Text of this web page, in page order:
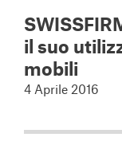
il suo
mobili
4 Aprile 2016